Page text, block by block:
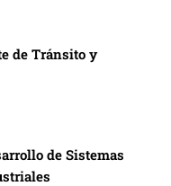
de Tránsito y
de Sistemas